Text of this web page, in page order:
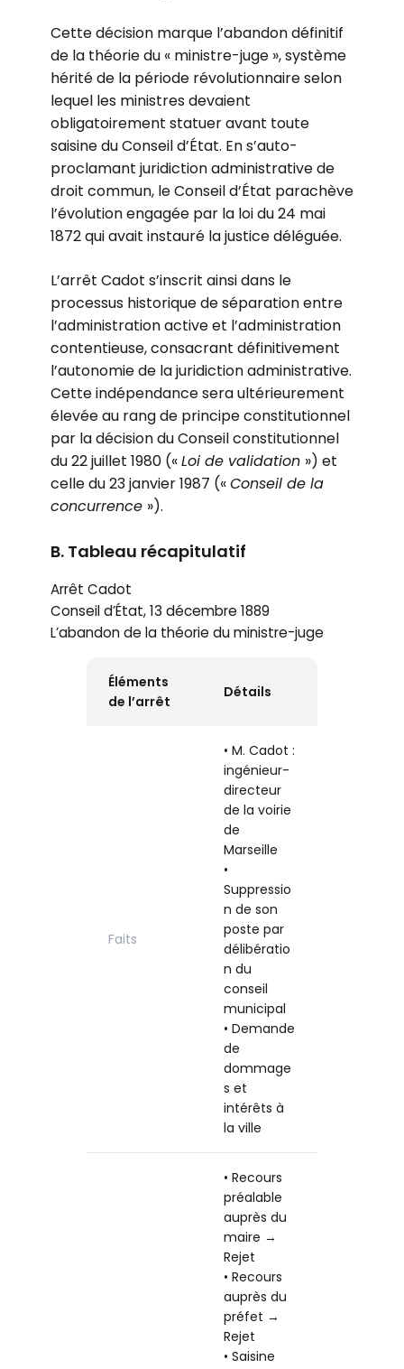
Cette décision marque l’abandon définitif
de la théorie du « ministre-juge », système
hérité de la période révolutionnaire selon
lequel les ministres devaient
obligatoirement statuer avant toute
saisine du Conseil d’État. En s’auto-
proclamant juridiction administrative de
droit commun, le Conseil d’État parachève
l’évolution engagée par la loi du 24 mai
1872 qui avait instauré la justice déléguée.
L’arrêt Cadot s’inscrit ainsi dans le
processus historique de séparation entre
l’administration active et l’administration
contentieuse, consacrant définitivement
l’autonomie de la juridiction administrative.
Cette indépendance sera ultérieurement
élevée au rang de principe constitutionnel
par la décision du Conseil constitutionnel
du 22 juillet 1980 («Loi de validation ») et
celle du 23 janvier 1987 («Conseil de la
concurrence »).
B. Tableau récapitulatif
Arrêt Cadot
Conseil d’État, 13 décembre 1889
L’abandon de la théorie du ministre-juge
Éléments
de l’arrêt
Détails
Faits
• M. Cadot :
ingénieur-
directeur
de la voirie
de
Marseille
•
Suppressio
n de son
poste par
délibératio
n du
conseil
municipal
• Demande
de
dommage
s et
intérêts à
la ville
• Recours
préalable
auprès du
maire →
Rejet
• Recours
auprès du
préfet →
Rejet
• Saisine